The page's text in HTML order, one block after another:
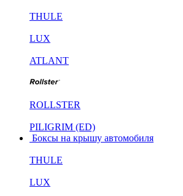
THULE
LUX
ATLANT
ROLLSTER
PILIGRIM (ED)
Боксы на крышу автомобиля
THULE
LUX